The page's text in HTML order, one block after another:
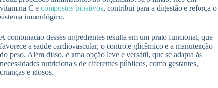
vitamina C e compostos bioativos, contribui para a digestão e reforça o
sistema imunológico.
A combinação desses ingredientes resulta em um prato funcional, que
favorece a saúde cardiovascular, o controle glicêmico e a manutenção
do peso. Além disso, é uma opção leve e versátil, que se adapta às
necessidades nutricionais de diferentes públicos, como gestantes,
crianças e idosos.